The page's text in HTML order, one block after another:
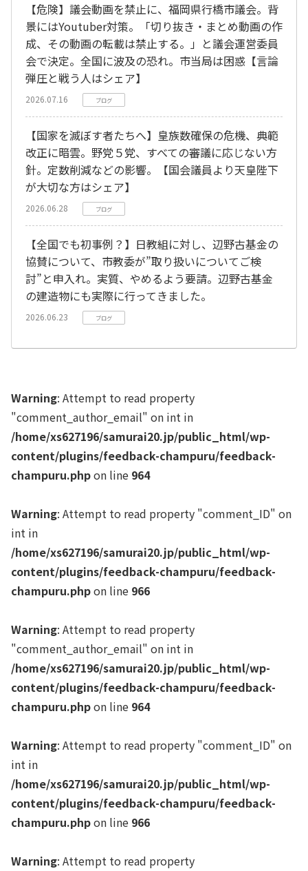
【危険】議会動画を禁止に、福岡県行橋市議会。背
景にはYoutuber対策。「切り抜き・まとめ動画の作
成、その動画の転載は禁止する。」と議会運営委員
会で決定。全国に波及の恐れ。市当局は困惑【言論
弾圧と戦う人はシェア】
2026.07.16 ブログ
【国家を滅ぼす者たちへ】皇族数確保の危機、典範
改正に暗雲。野党５党、すべての審議に応じない方
針。定数削減などの影響。【国会議員より天皇陛下
が大切な方はシェア】
2026.06.28 ブログ
【全国でも初事例？】日教組に対し、辺野古基金の
協賛について、市教委が”取り扱いについてご検
討”と申入れ。実質、やめるよう要請。辺野古基金
の建造物にも実際に行ってきました。
2026.06.23 ブログ
Warning: Attempt to read property
"comment_author_email" on int in
/home/xs627196/samurai20.jp/public_html/wp-
content/plugins/feedback-champuru/feedback-
champuru.phpon line 964
Warning: Attempt to read property "comment_ID" on
int in
/home/xs627196/samurai20.jp/public_html/wp-
content/plugins/feedback-champuru/feedback-
champuru.phpon line 966
Warning: Attempt to read property
"comment_author_email" on int in
/home/xs627196/samurai20.jp/public_html/wp-
content/plugins/feedback-champuru/feedback-
champuru.phpon line 964
Warning: Attempt to read property "comment_ID" on
int in
/home/xs627196/samurai20.jp/public_html/wp-
content/plugins/feedback-champuru/feedback-
champuru.phpon line 966
Warning: Attempt to read property